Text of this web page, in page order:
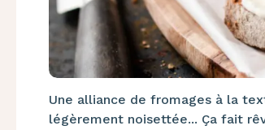
Une alliance de fromages à la
légèrement noisettée... Ça fait